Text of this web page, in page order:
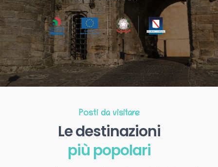
Posti da visitare
Le destinazioni
più popolari